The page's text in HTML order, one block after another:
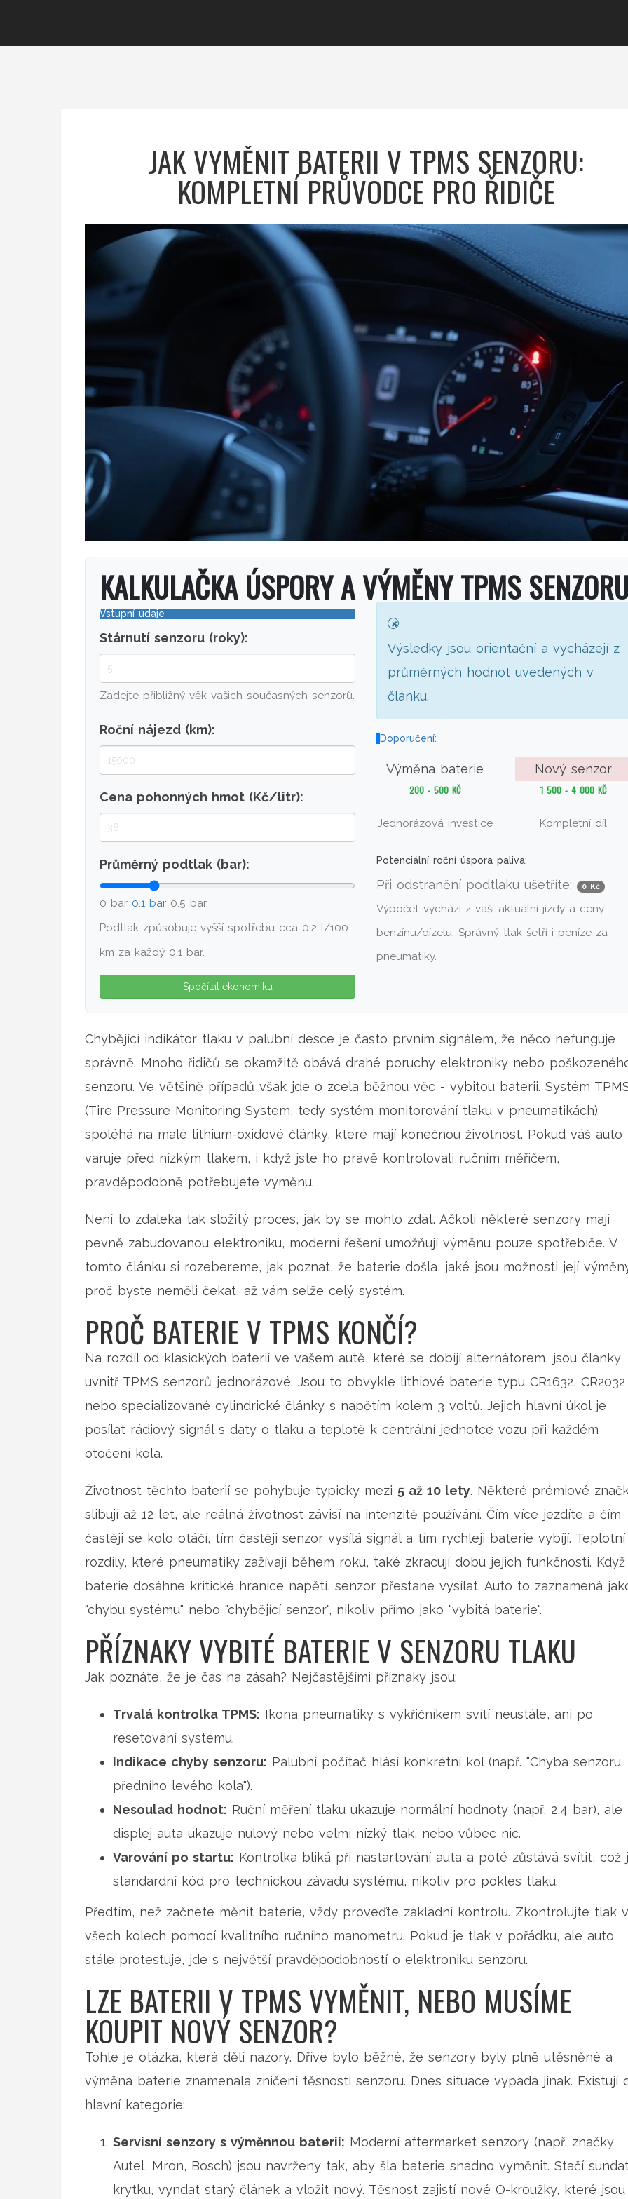
JAK VYMĚNIT BATERII V TPMS SENZORU:
KOMPLETNÍ PRŮVODCE PRO ŘIDIČE
KALKULAČKA ÚSPORY A VÝMĚNY TPMS
Vstupní údaje
Stárnutí senzoru (roky):
Zadejte přibližný věk vašich současných senzorů.
Roční nájezd (km):
Cena pohonných hmot (Kč/litr):
Průměrný podtlak (bar):
0 bar 0.1 bar 0.5 bar
Podtlak způsobuje vyšší spotřebu cca 0,2 l/100
km za každý 0,1 bar.
Spočítat ekonomiku
Výsledky jsou orientační a vycházejí z
průměrných hodnot uvedených v
článku.
Doporučení:
Výměna baterie
200 - 500 KČ
Jednorázová investice
Nový senzor
1 500 - 4 000 KČ
Kompletní díl
Potenciální roční úspora paliva:
Při odstranění podtlaku ušetříte: 0 Kč
Výpočet vychází z vaší aktuální jízdy a ceny
benzínu/dízelu. Správný tlak šetří i peníze za
pneumatiky.
Chybějící indikátor tlaku v palubní desce je často prvním signálem, že něco nefunguje
správně. Mnoho řidičů se okamžitě obává drahé poruchy elektroniky nebo
senzoru. Ve většině případů však jde o zcela běžnou věc - vybitou baterii. Systém
(Tire Pressure Monitoring System, tedy systém monitorování tlaku v pneumatikách)
spoléhá na malé lithium-oxidové články, které mají konečnou životnost. Pokud váš auto
varuje před nízkým tlakem, i když jste ho právě kontrolovali ručním měřičem,
pravděpodobně potřebujete výměnu.
Není to zdaleka tak složitý proces, jak by se mohlo zdát. Ačkoli některé senzory mají
pevně zabudovanou elektroniku, moderní řešení umožňují výměnu pouze spotřebiče. V
tomto článku si rozebereme, jak poznat, že baterie došla, jaké jsou možnosti její
proč byste neměli čekat, až vám selže celý systém.
PROČ BATERIE V TPMS KONČÍ?
Na rozdíl od klasických baterií ve vašem autě, které se dobíjí alternátorem, jsou články
uvnitř TPMS senzorů jednorázové. Jsou to obvykle lithiové baterie typu CR1632, CR2032
nebo specializované cylindrické články s napětím kolem 3 voltů. Jejich hlavní úkol je
posílat rádiový signál s daty o tlaku a teplotě k centrální jednotce vozu při každém
otočení kola.
Životnost těchto baterií se pohybuje typicky mezi 5 až 10 lety. Některé prémiové
slibují až 12 let, ale reálná životnost závisí na intenzitě používání. Čím více jezdíte a čím
častěji se kolo otáčí, tím častěji senzor vysílá signál a tím rychleji baterie vybíjí. Teplotní
rozdíly, které pneumatiky zažívají během roku, také zkracují dobu jejich funkčnosti. Když
baterie dosáhne kritické hranice napětí, senzor přestane vysílat. Auto to zaznamená
"chybu systému" nebo "chybějící senzor", nikoliv přímo jako "vybitá baterie".
PŘÍZNAKY VYBITÉ BATERIE V SENZORU TLAKU
Jak poznáte, že je čas na zásah? Nejčastějšími příznaky jsou:
Trvalá kontrolka TPMS: Ikona pneumatiky s vykřičníkem svítí neustále, ani po
resetování systému.
Indikace chyby senzoru: Palubní počítač hlásí konkrétní kol (např. "Chyba senzoru
předního levého kola").
Nesoulad hodnot: Ruční měření tlaku ukazuje normální hodnoty (např. 2,4 bar), ale
displej auta ukazuje nulový nebo velmi nízký tlak, nebo vůbec nic.
Varování po startu: Kontrolka bliká při nastartování auta a poté zůstává svítit, což
standardní kód pro technickou závadu systému, nikoliv pro pokles tlaku.
Předtím, než začnete měnit baterie, vždy proveďte základní kontrolu. Zkontrolujte tlak v
všech kolech pomocí kvalitního ručního manometru. Pokud je tlak v pořádku, ale auto
stále protestuje, jde s největší pravděpodobností o elektroniku senzoru.
LZE BATERII V TPMS VYMĚNIT, NEBO MUSÍME
KOUPIT NOVÝ SENZOR?
Tohle je otázka, která dělí názory. Dříve bylo běžné, že senzory byly plně utěsněné a
výměna baterie znamenala zničení těsnosti senzoru. Dnes situace vypadá jinak. Existují
hlavní kategorie:
Servisní senzory s výměnnou baterií: Moderní aftermarket senzory (např. značky
Autel, Mron, Bosch) jsou navrženy tak, aby šla baterie snadno vyměnit. Stačí
krytku, vyndat starý článek a vložit nový. Těsnost zajistí nové O-kroužky, které jsou